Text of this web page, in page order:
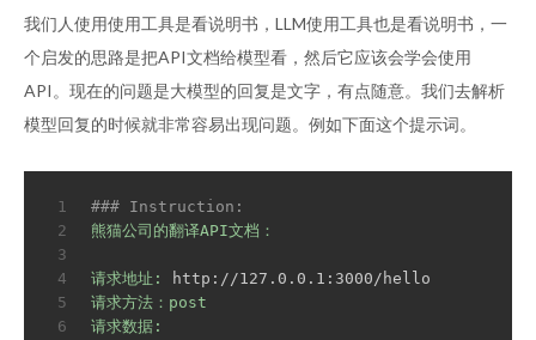
我们人使用使用工具是看说明书，LLM使用工具也是看说明书，一
个启发的思路是把API文档给模型看，然后它应该会学会使用
API。现在的问题是大模型的回复是文字，有点随意。我们去解析
模型回复的时候就非常容易出现问题。例如下面这个提示词。
1
2
3
4
5
6
### Instruction:
熊猫公司的翻译API文档：
请求地址:
http://127.0.0.1:3000/hello
请求方法：post
请求数据: